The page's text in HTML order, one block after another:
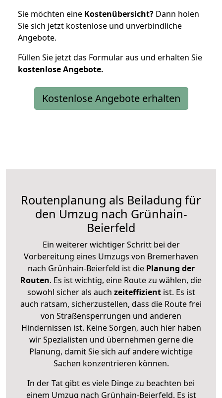
Sie möchten eine Kostenübersicht? Dann holen
Sie sich jetzt kostenlose und unverbindliche
Angebote.
Füllen Sie jetzt das Formular aus und erhalten Sie
kostenloseAngebote.
Kostenlose Angebote erhalten
Routenplanung als Beiladung für
den Umzug nach Grünhain-
Beierfeld
Ein weiterer wichtiger Schritt bei der
Vorbereitung eines Umzugs von Bremerhaven
nach Grünhain-Beierfeld ist diePlanung der
Routen. Es ist wichtig, eine Route zu wählen, die
sowohl sicher als auch zeiteffizientist. Es ist
auch ratsam, sicherzustellen, dass die Route frei
von Straßensperrungen und anderen
Hindernissen ist. Keine Sorgen, auch hier haben
wir Spezialisten und übernehmen gerne die
Planung, damit Sie sich auf andere wichtige
Sachen konzentrieren können.
In der Tat gibt es viele Dinge zu beachten bei
einem Umzug nach Grünhain-Beierfeld. Es ist